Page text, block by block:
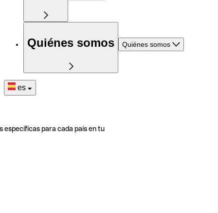
Quiénes somos Quiénes somos
es
específicas para cada país en tu